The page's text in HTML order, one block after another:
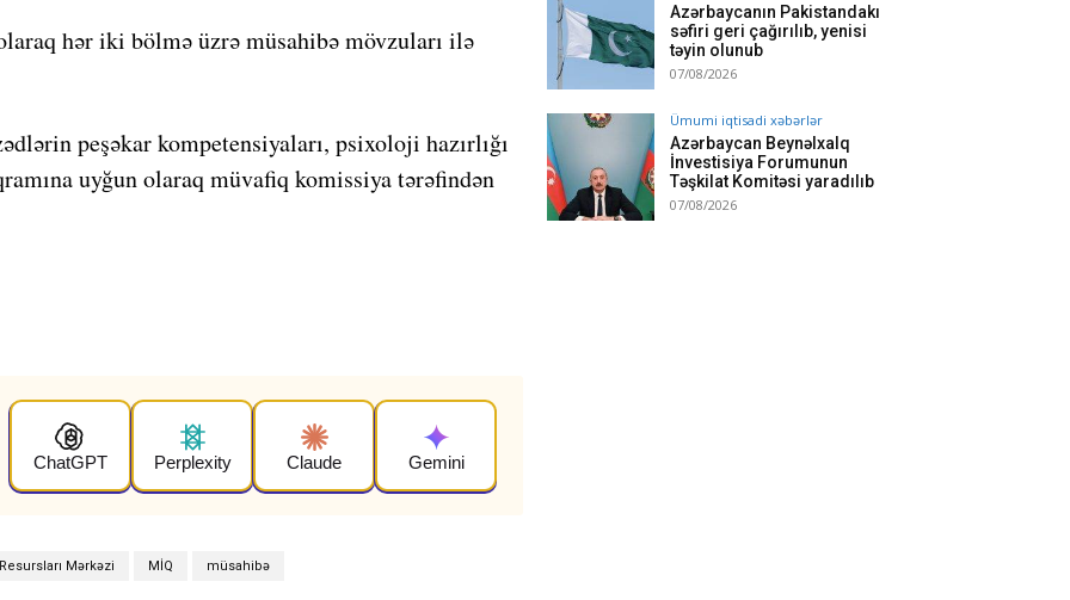
hər iki bölmə üzrə müsahibə mövzuları ilə
peşəkar kompetensiyaları, psixoloji hazırlığı
uyğun olaraq müvafiq komissiya tərəfindən
ChatGPT Perplexity Claude Gemini
Mərkəzi MİQ müsahibə
Azərbaycanın Pakistandakı
səfiri geri çağırılıb, yenisi
təyin olunub
07/08/2026
Ümumi iqtisadi xəbərlər
Azərbaycan Beynəlxalq
İnvestisiya Forumunun
Təşkilat Komitəsi yaradılıb
07/08/2026